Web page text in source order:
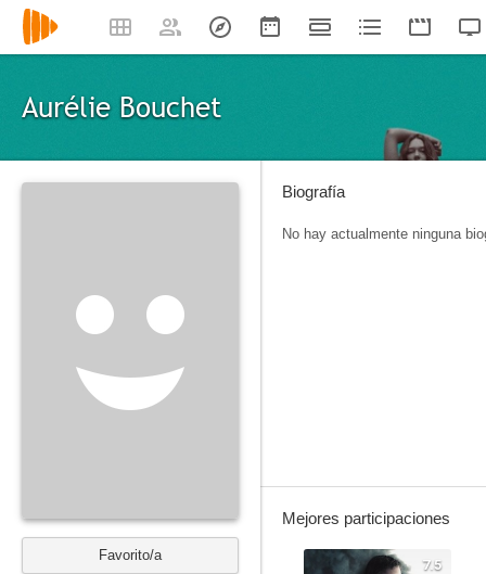
Aurélie Bouchet
Favorito/a
Biografía
No hay actualmente ninguna
Mejores participaciones
7.5